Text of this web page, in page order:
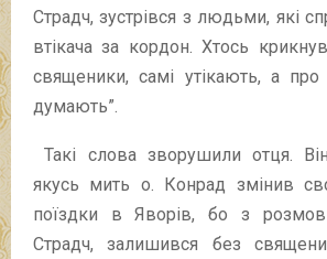
Страдч, зустрівся з людьми, які
втікача за кордон. Хтось
священики, самі утікають, а
думають”.
Такі слова зворушили отця.
якусь мить о. Конрад змінив
поїздки в Яворів, бо з
Страдч, залишився без